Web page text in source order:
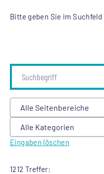
Bitte geben Sie im
Eingaben löschen
1212 Treffer: